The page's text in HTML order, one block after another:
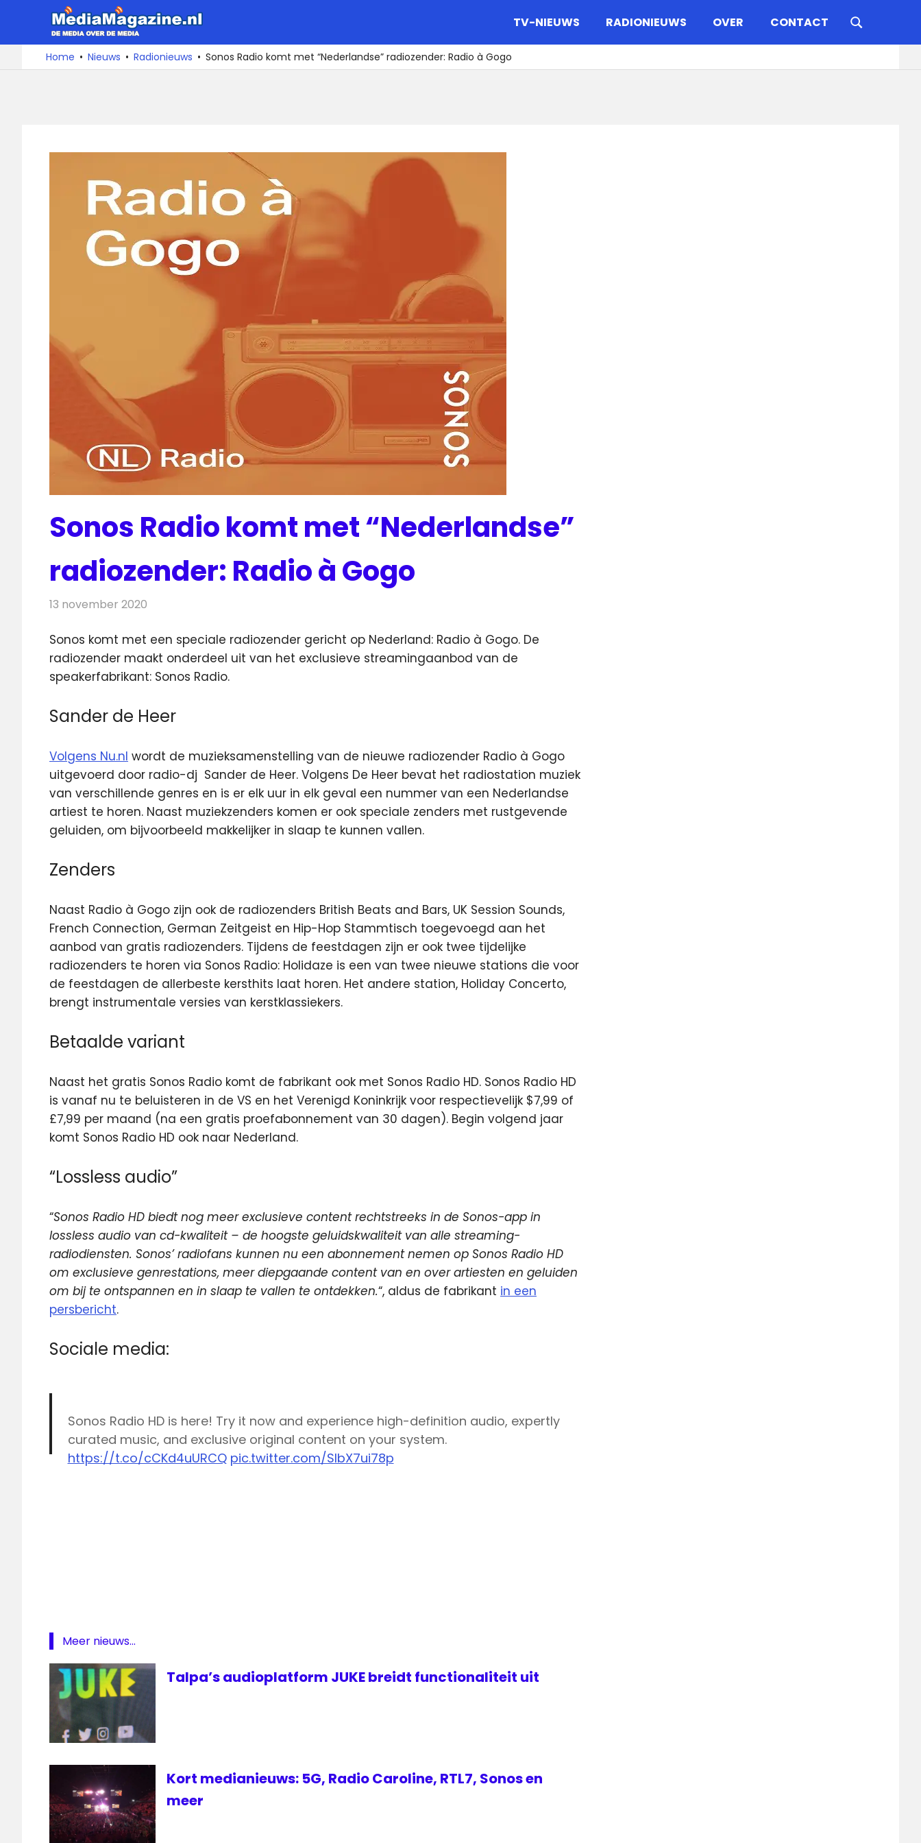
de
De
media
over
TV-NIEUWS RADIONIEUWS OVER CONTACT
Home Nieuws Radionieuws Sonos Radio komt met “Nederlandse” radiozender: Radio à Gogo
Sonos Radio komt met “Nederlandse”
radiozender: Radio à Gogo
13 november 2020
Sonos komt met een speciale radiozender gericht op Nederland: Radio à Gogo. De
radiozender maakt onderdeel uit van het exclusieve streamingaanbod van de
speakerfabrikant: Sonos Radio.
Sander de Heer
Volgens Nu.nl wordt de muzieksamenstelling van de nieuwe radiozender Radio à Gogo
uitgevoerd door radio-dj Sander de Heer. Volgens De Heer bevat het radiostation muziek
van verschillende genres en is er elk uur in elk geval een nummer van een Nederlandse
artiest te horen. Naast muziekzenders komen er ook speciale zenders met rustgevende
geluiden, om bijvoorbeeld makkelijker in slaap te kunnen vallen.
Zenders
Naast Radio à Gogo zijn ook de radiozenders British Beats and Bars, UK Session Sounds,
French Connection, German Zeitgeist en Hip-Hop Stammtisch toegevoegd aan het
aanbod van gratis radiozenders. Tijdens de feestdagen zijn er ook twee tijdelijke
radiozenders te horen via Sonos Radio: Holidaze is een van twee nieuwe stations die voor
de feestdagen de allerbeste kersthits laat horen. Het andere station, Holiday Concerto,
brengt instrumentale versies van kerstklassiekers.
Betaalde variant
Naast het gratis Sonos Radio komt de fabrikant ook met Sonos Radio HD. Sonos Radio HD
is vanaf nu te beluisteren in de VS en het Verenigd Koninkrijk voor respectievelijk $7,99 of
£7,99 per maand (na een gratis proefabonnement van 30 dagen). Begin volgend jaar
komt Sonos Radio HD ook naar Nederland.
“Lossless audio”
“Sonos Radio HD biedt nog meer exclusieve content rechtstreeks in de Sonos-app in
lossless audio van cd-kwaliteit – de hoogste geluidskwaliteit van alle streaming-
radiodiensten. Sonos’ radiofans kunnen nu een abonnement nemen op Sonos Radio HD
om exclusieve genrestations, meer diepgaande content van en over artiesten en geluiden
om bij te ontspannen en in slaap te vallen te ontdekken.“, aldus de fabrikant in een
persbericht.
Sociale media:
Sonos Radio HD is here! Try it now and experience high-definition audio, expertly
curated music, and exclusive original content on your system.
https://t.co/cCKd4uURCQ pic.twitter.com/SlbX7ui78p
Sonos
HD
Meer nieuws...
Talpa’s audioplatform JUKE breidt functionaliteit uit
Kort medianieuws: 5G, Radio Caroline, RTL7, Sonos en
meer